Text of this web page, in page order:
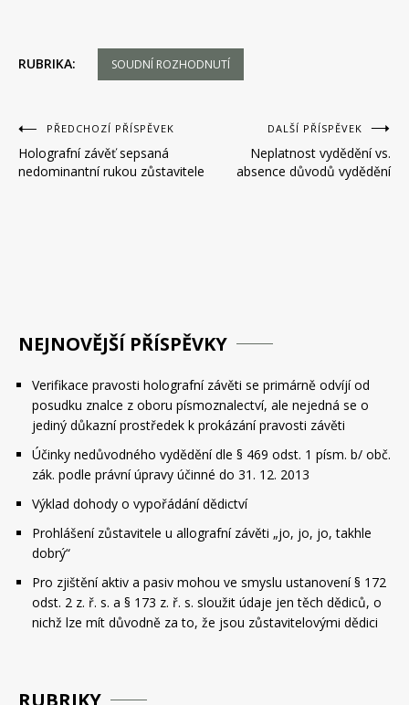
RUBRIKA: SOUDNÍ ROZHODNUTÍ
Navigace
pro
příspěvek
PŘEDCHOZÍ PŘÍSPĚVEK
Holografní závěť sepsaná
nedominantní rukou zůstavitele
DALŠÍ PŘÍSPĚVEK
Neplatnost vydědění vs.
absence důvodů vydědění
NEJNOVĚJŠÍ PŘÍSPĚVKY
Verifikace pravosti holografní závěti se primárně odvíjí od
posudku znalce z oboru písmoznalectví, ale nejedná se o
jediný důkazní prostředek k prokázání pravosti závěti
Účinky nedůvodného vydědění dle § 469 odst. 1 písm. b/ obč.
zák. podle právní úpravy účinné do 31. 12. 2013
Výklad dohody o vypořádání dědictví
Prohlášení zůstavitele u allografní závěti „jo, jo, jo, takhle
dobrý“
Pro zjištění aktiv a pasiv mohou ve smyslu ustanovení § 172
odst. 2 z. ř. s. a § 173 z. ř. s. sloužit údaje jen těch dědiců, o
nichž lze mít důvodně za to, že jsou zůstavitelovými dědici
RUBRIKY